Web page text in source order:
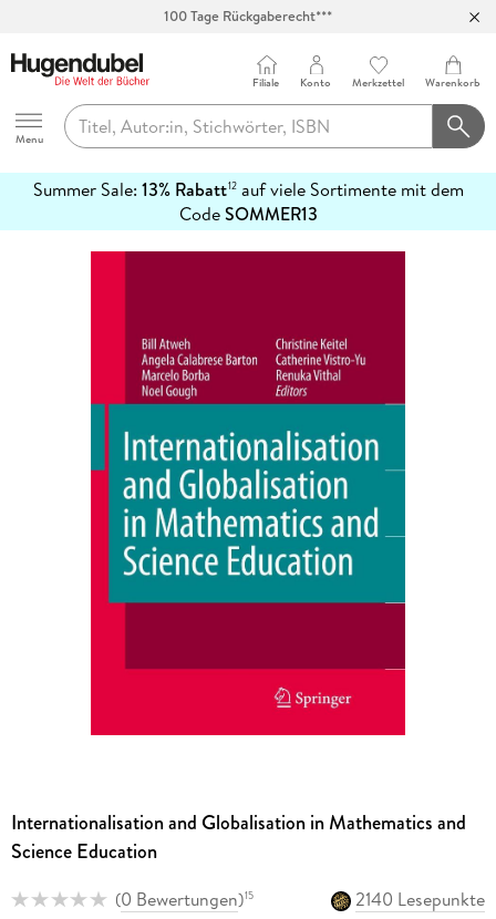
Hugendubel
Menu
Filiale Konto Merkzettel Warenkorb
Summer Sale: 13% Rabatt12auf viele Sortimente mit dem
CodeSOMMER13
erfahren
Internationalisation and Globalisation in Mathematics and
Science Education
(0 Bewertungen)15
2140 Lesepunkte